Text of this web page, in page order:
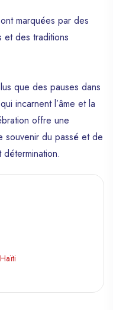
marquées par des
et des traditions
que des pauses dans
incarnent l’âme et la
offre une
souvenir du passé et de